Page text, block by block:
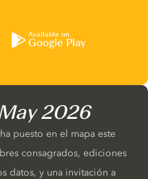
Available on
Google Play
2026
puesto en el mapa este
consagrados, ediciones
datos, y una invitación a